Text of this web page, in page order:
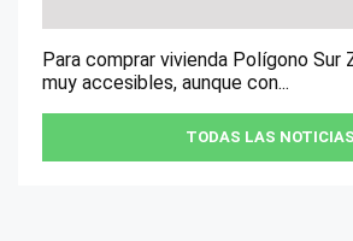
Para comprar vivienda Polígono Sur
muy accesibles, aunque con...
TODAS LAS NOTICIAS